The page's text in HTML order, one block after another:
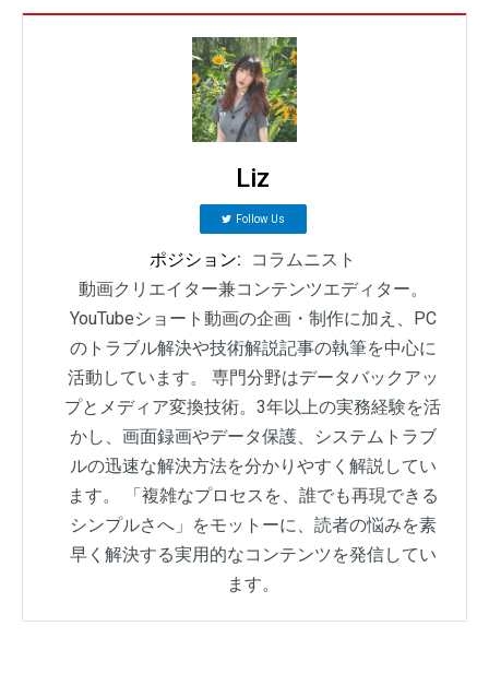
Liz
Follow Us
ポジション:
コラムニスト
動画クリエイター兼コンテンツエディター。
YouTubeショート動画の企画・制作に加え、PC
のトラブル解決や技術解説記事の執筆を中心に
活動しています。 専門分野はデータバックアッ
プとメディア変換技術。3年以上の実務経験を活
かし、画面録画やデータ保護、システムトラブ
ルの迅速な解決方法を分かりやすく解説してい
ます。 「複雑なプロセスを、誰でも再現できる
シンプルさへ」をモットーに、読者の悩みを素
早く解決する実用的なコンテンツを発信してい
ます。